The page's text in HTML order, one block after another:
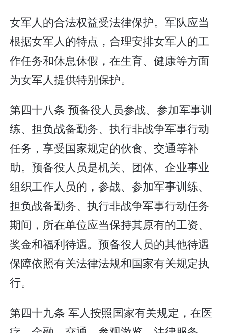
女军人的合法权益受法律保护。军队应当
根据女军人的特点，合理安排女军人的工
作任务和休息休假，在生育、健康等方面
为女军人提供特别保护。
第四十八条 预备役人员参战、参加军事训
练、担负战备勤务、执行非战争军事行动
任务，享受国家规定的伙食、交通等补
助。预备役人员是机关、团体、企业事业
组织工作人员的，参战、参加军事训练、
担负战备勤务、执行非战争军事行动任务
期间，所在单位应当保持其原有的工资、
奖金和福利待遇。预备役人员的其他待遇
保障依照有关法律法规和国家有关规定执
行。
第四十九条 军人按照国家有关规定，在医